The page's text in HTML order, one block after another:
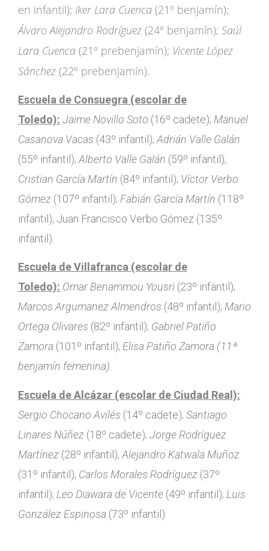
en infantil); Iker Lara Cuenca (21º benjamín);
Álvaro Alejandro Rodríguez (24º benjamín); Saúl
Lara Cuenca (21º prebenjamín); Vicente López
Sánchez (22º prebenjamín).
Escuela de Consuegra (escolar de
Toledo): Jaime Novillo Soto (16º cadete); Manuel
Casanova Vacas (43º infantil); Adrián Valle Galán
(55º infantil); Alberto Valle Galán (59º infantil);
Cristian García Martín (84º infantil); Víctor Verbo
Gómez (107º infantil); Fabián García Martín (118º
infantil); Juan Francisco Verbo Gómez (135º
infantil).
Escuela de Villafranca (escolar de
Toledo): Omar Benammou Yousri (23º infantil);
Marcos Argumanez Almendros (48º infantil); Mario
Ortega Olivares (82º infantil); Gabriel Patiño
Zamora (101º infantil); Elisa Patiño Zamora (11ª
benjamín femenina).
Escuela de Alcázar (escolar de Ciudad Real):
Sergio Chocano Avilés (14º cadete); Santiago
Linares Núñez (18º cadete); Jorge Rodríguez
Martínez (28º infantil); Alejandro Katwala Muñoz
(31º infantil); Carlos Morales Rodríguez (37º
infantil); Leo Diawara de Vicente (49º infantil); Luis
González Espinosa (73º infantil).